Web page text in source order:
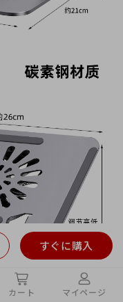
すぐに購入
カート マイページ